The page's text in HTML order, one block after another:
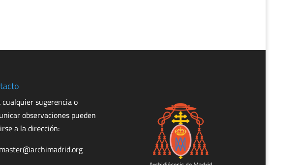
cualquier sugerencia o
observaciones pueden
a la dirección: